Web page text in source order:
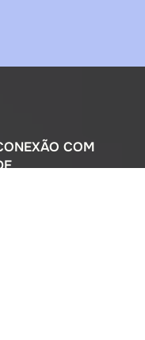
COM